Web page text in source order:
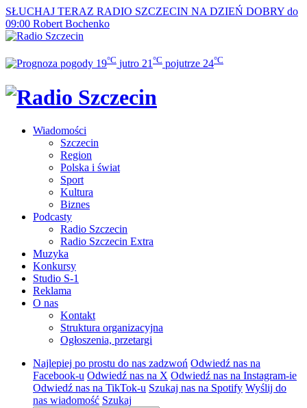
SŁUCHAJ TERAZ RADIO SZCZECIN NA DZIEŃ DOBRY do
09:00 Robert Bochenko
19°C jutro 21 °C pojutrze 24°C
Wiadomości
Szczecin
Region
Polska i świat
Sport
Kultura
Biznes
Podcasty
Radio Szczecin
Radio Szczecin Extra
Muzyka
Konkursy
Studio S-1
Reklama
O nas
Kontakt
Struktura organizacyjna
Ogłoszenia, przetargi
Najlepiej po prostu do nas zadzwoń Odwiedź nas na
Facebook-u Odwiedź nas na X Odwiedź nas na Instagram-ie
Odwiedź nas na TikTok-u Szukaj nas na Spotify Wyślij do
nas wiadomość Szukaj